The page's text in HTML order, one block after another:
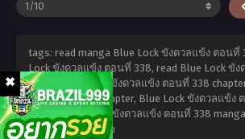
tags: read manga Blue Lock ขังดวลแข้ง ตอนที่
Lock ขังดวลแข้ง ตอนที่ 338, read Blue Lock ขั
online, Blue Lock ขังดวลแข้ง ตอนที่ 338
แข้ง ตอนที่ 338 chapter, Blue Lock ขังดวลแข้ง
quality, Blue Lock ขังดวลแข้ง ตอนที่ 338
2026,admin admin